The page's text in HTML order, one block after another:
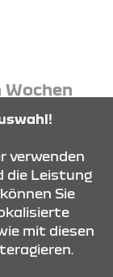
verwenden
die Leistung
Sie
mit diesen